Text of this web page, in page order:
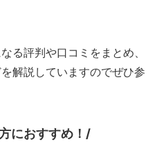
る評判や口コミをまとめ、
解説していますのでぜひ参
におすすめ！/